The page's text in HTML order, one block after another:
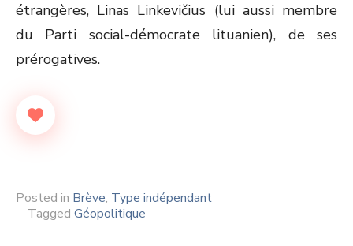
étrangères, Linas Linkevičius (lui aussi membre
du Parti social-démocrate lituanien), de ses
prérogatives.
Posted in Brève, Type indépendant
Tagged Géopolitique